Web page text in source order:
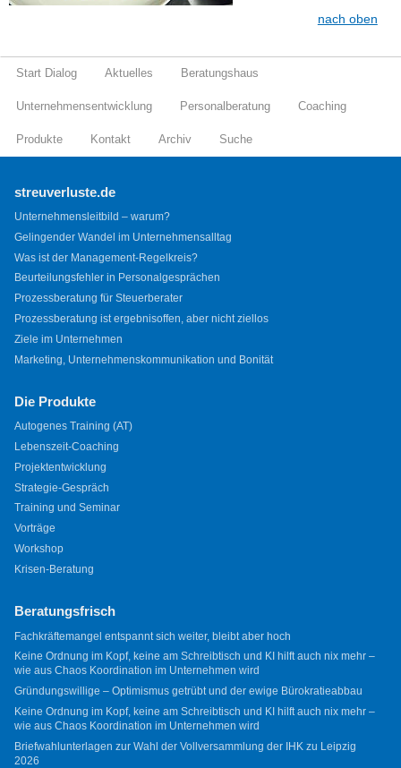
nach oben
Start Dialog Aktuelles Beratungshaus
Unternehmensentwicklung Personalberatung Coaching
Produkte Kontakt Archiv Suche
streuverluste.de
Unternehmensleitbild – warum?
Gelingender Wandel im Unternehmensalltag
Was ist der Management-Regelkreis?
Beurteilungsfehler in Personalgesprächen
Prozessberatung für Steuerberater
Prozessberatung ist ergebnisoffen, aber nicht ziellos
Ziele im Unternehmen
Marketing, Unternehmenskommunikation und Bonität
Die Produkte
Autogenes Training (AT)
Lebenszeit-Coaching
Projektentwicklung
Strategie-Gespräch
Training und Seminar
Vorträge
Workshop
Krisen-Beratung
Beratungsfrisch
Fachkräftemangel entspannt sich weiter, bleibt aber hoch
Keine Ordnung im Kopf, keine am Schreibtisch und KI hilft auch nix mehr –
wie aus Chaos Koordination im Unternehmen wird
Gründungswillige – Optimismus getrübt und der ewige Bürokratieabbau
Keine Ordnung im Kopf, keine am Schreibtisch und KI hilft auch nix mehr –
wie aus Chaos Koordination im Unternehmen wird
Briefwahlunterlagen zur Wahl der Vollversammlung der IHK zu Leipzig
2026